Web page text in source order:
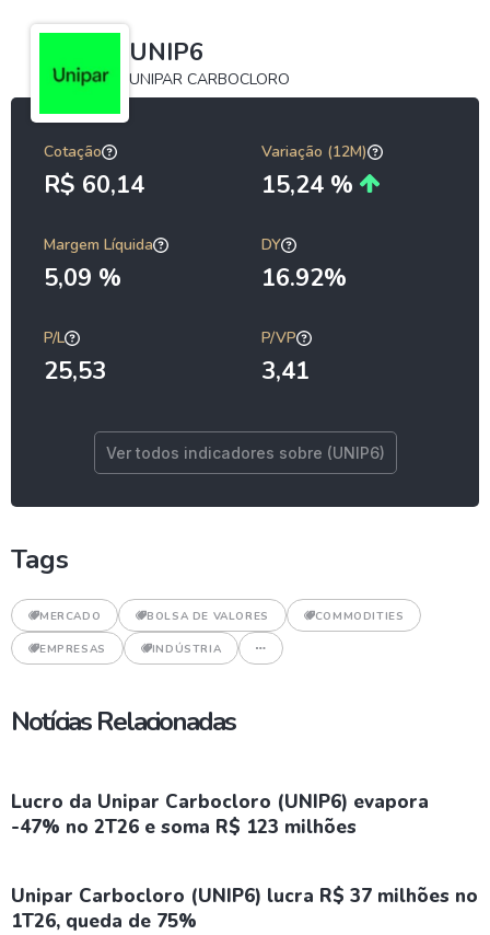
UNIP6
UNIPAR CARBOCLORO
Cotação
R$ 60,14
Variação (12M)
15,24 %
Margem Líquida
5,09 %
DY
16.92%
P/L
25,53
P/VP
3,41
Ver todos indicadores sobre (UNIP6)
Tags
MERCADO BOLSA DE VALORES COMMODITIES
EMPRESAS INDÚSTRIA
Notícias Relacionadas
Lucro da Unipar Carbocloro (UNIP6) evapora
-47% no 2T26 e soma R$ 123 milhões
Unipar Carbocloro (UNIP6) lucra R$ 37 milhões no
1T26, queda de 75%